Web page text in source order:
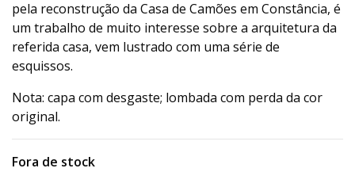
pela reconstrução da Casa de Camões em Constância, é
um trabalho de muito interesse sobre a arquitetura da
referida casa, vem lustrado com uma série de
esquissos.
Nota: capa com desgaste; lombada com perda da cor
original.
Fora de stock